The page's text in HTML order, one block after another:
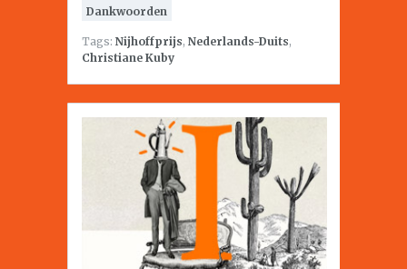
Dankwoorden
Tags: Nijhoffprijs, Nederlands-Duits,
Christiane Kuby